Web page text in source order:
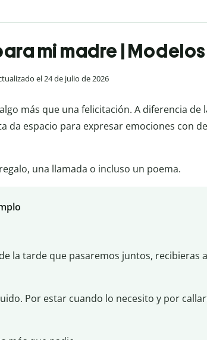
mi madre | Modelos
el 24 de julio de 2026
más que una felicitación. A diferencia de
da espacio para expresar emociones con
una llamada o incluso un poema.
la tarde que pasaremos juntos, recibieras
Por estar cuando lo necesito y por